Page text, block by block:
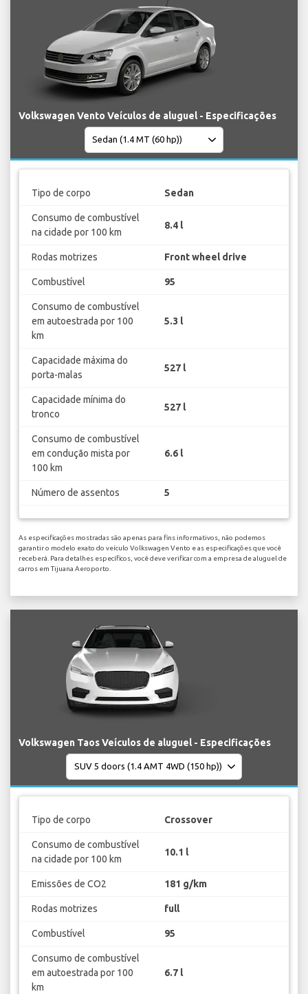
Volkswagen Vento Veículos de aluguel - Especificações
Tipo de corpo Sedan
Consumo de combustível
na cidade por 100 km
8.4 l
Rodas motrizes Front wheel drive
Combustível 95
Consumo de combustível
em autoestrada por 100
km
5.3 l
Capacidade máxima do
porta-malas
527 l
Capacidade mínima do
tronco
527 l
Consumo de combustível
em condução mista por
100 km
6.6 l
Número de assentos 5
As especificações mostradas são apenas para fins informativos, não podemos
garantir o modelo exato do veículo Volkswagen Vento e as especificações que você
receberá. Para detalhes específicos, você deve verificar com a empresa de aluguel de
carros em Tijuana Aeroporto.
Volkswagen Taos Veículos de aluguel - Especificações
Tipo de corpo Crossover
Consumo de combustível
na cidade por 100 km
10.1 l
Emissões de CO2 181 g/km
Rodas motrizes full
Combustível 95
Consumo de combustível
em autoestrada por 100
km
6.7 l